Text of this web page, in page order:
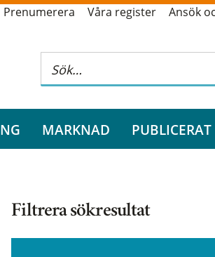
Prenumerera Våra register Ansök
MARKNAD PUBLICERAT
Filtrera sökresultat